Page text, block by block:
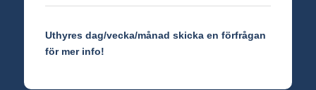
Uthyres dag/vecka/månad skicka en förfrågan
för mer info!